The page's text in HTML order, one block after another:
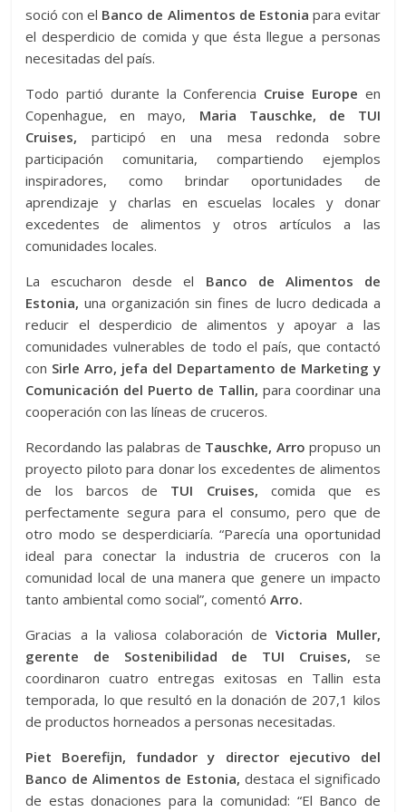
soció con el Banco de Alimentos de Estonia para evitar
el desperdicio de comida y que ésta llegue a personas
necesitadas del país.
Todo partió durante la Conferencia Cruise Europe en
Copenhague, en mayo, Maria Tauschke, de TUI
Cruises, participó en una mesa redonda sobre
participación comunitaria, compartiendo ejemplos
inspiradores, como brindar oportunidades de
aprendizaje y charlas en escuelas locales y donar
excedentes de alimentos y otros artículos a las
comunidades locales.
La escucharon desde el Banco de Alimentos de
Estonia, una organización sin fines de lucro dedicada a
reducir el desperdicio de alimentos y apoyar a las
comunidades vulnerables de todo el país, que contactó
con Sirle Arro, jefa del Departamento de Marketing y
Comunicación del Puerto de Tallin, para coordinar una
cooperación con las líneas de cruceros.
Recordando las palabras de Tauschke, Arro propuso un
proyecto piloto para donar los excedentes de alimentos
de los barcos de TUI Cruises, comida que es
perfectamente segura para el consumo, pero que de
otro modo se desperdiciaría. “Parecía una oportunidad
ideal para conectar la industria de cruceros con la
comunidad local de una manera que genere un impacto
tanto ambiental como social”, comentóArro.
Gracias a la valiosa colaboración de Victoria Muller,
gerente de Sostenibilidad de TUI Cruises, se
coordinaron cuatro entregas exitosas en Tallin esta
temporada, lo que resultó en la donación de 207,1 kilos
de productos horneados a personas necesitadas.
Piet Boerefijn, fundador y director ejecutivo del
Banco de Alimentos de Estonia, destaca el significado
de estas donaciones para la comunidad: “El Banco de